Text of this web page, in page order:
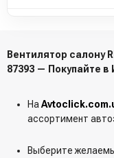
Вентилятор салону
87393 — Покупайте
На
ассортимент
Выберите